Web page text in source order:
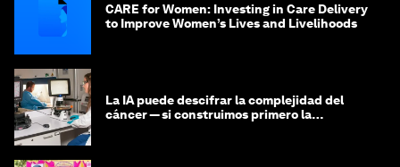
CARE for Women: Investing in Care Delivery
to Improve Women’s Lives and Livelihoods
La IA puede descifrar la complejidad del
cáncer — si construimos primero la